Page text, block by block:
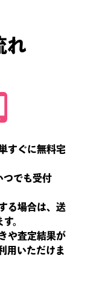
Tシャツ B
フリ
化中!!
れ
すぐに無料宅
つでも受付
る場合は、 送
。
や査定結果が
用いただけま